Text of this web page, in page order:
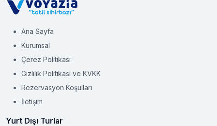
Ana Sayfa
Kurumsal
Çerez Politikası
Gizlilik Politikası ve KVKK
Rezervasyon Koşulları
İletişim
Yurt Dışı Turlar